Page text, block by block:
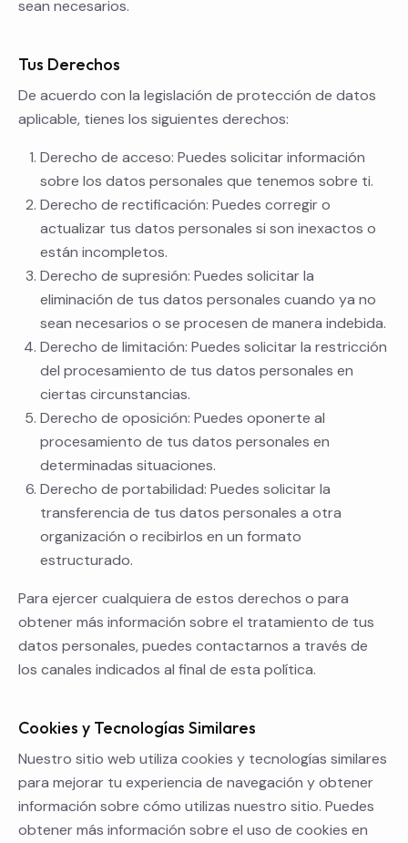
sean necesarios.
Tus Derechos
De acuerdo con la legislación de protección de datos
aplicable, tienes los siguientes derechos:
Derecho de acceso: Puedes solicitar información
sobre los datos personales que tenemos sobre ti.
Derecho de rectificación: Puedes corregir o
actualizar tus datos personales si son inexactos o
están incompletos.
Derecho de supresión: Puedes solicitar la
eliminación de tus datos personales cuando ya no
sean necesarios o se procesen de manera indebida.
Derecho de limitación: Puedes solicitar la restricción
del procesamiento de tus datos personales en
ciertas circunstancias.
Derecho de oposición: Puedes oponerte al
procesamiento de tus datos personales en
determinadas situaciones.
Derecho de portabilidad: Puedes solicitar la
transferencia de tus datos personales a otra
organización o recibirlos en un formato
estructurado.
Para ejercer cualquiera de estos derechos o para
obtener más información sobre el tratamiento de tus
datos personales, puedes contactarnos a través de
los canales indicados al final de esta política.
Cookies y Tecnologías Similares
Nuestro sitio web utiliza cookies y tecnologías similares
para mejorar tu experiencia de navegación y obtener
información sobre cómo utilizas nuestro sitio. Puedes
obtener más información sobre el uso de cookies en